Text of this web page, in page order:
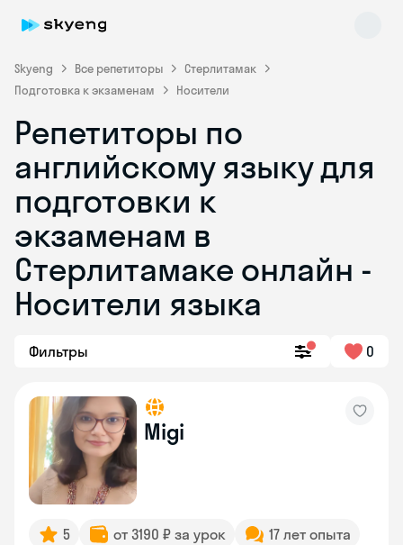
Skyeng Все репетиторы
Стерлитамак
Подготовка к экзаменам
Носители
Репетиторы по
английскому языку для
подготовки к
экзаменам в
Стерлитамаке онлайн -
Носители языка
Фильтры 0
Migi
5 от 3190 ₽ за урок 17 лет опыта
Skyeng Chat